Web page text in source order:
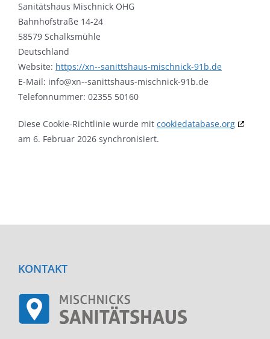
Sanitätshaus Mischnick OHG
Bahnhofstraße 14-24
58579 Schalksmühle
Deutschland
Website: https://xn--sanittshaus-mischnick-91b.de
E-Mail: info@xn--sanittshaus-mischnick-91b.de
Telefonnummer: 02355 50160
Diese Cookie-Richtlinie wurde mit cookiedatabase.org
am 6. Februar 2026 synchronisiert.
KONTAKT